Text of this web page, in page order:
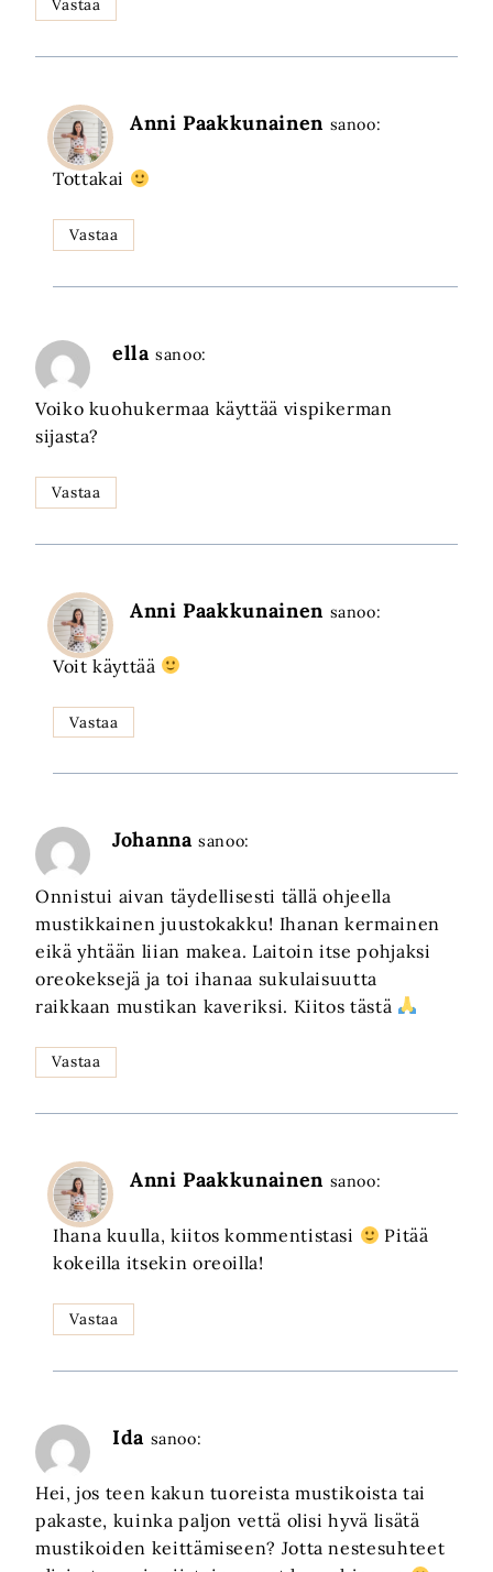
Vastaa
Anni Paakkunainen sanoo:
Tottakai
Vastaa
ella sanoo:
Voiko kuohukermaa käyttää vispikerman
sijasta?
Vastaa
Anni Paakkunainen sanoo:
Voit käyttää
Vastaa
Johanna sanoo:
Onnistui aivan täydellisesti tällä ohjeella
mustikkainen juustokakku! Ihanan kermainen
eikä yhtään liian makea. Laitoin itse pohjaksi
oreokeksejä ja toi ihanaa sukulaisuutta
raikkaan mustikan kaveriksi. Kiitos tästä
Vastaa
Anni Paakkunainen sanoo:
Ihana kuulla, kiitos kommentistasi
Pitää
kokeilla itsekin oreoilla!
Vastaa
Ida sanoo:
Hei, jos teen kakun tuoreista mustikoista tai
pakaste, kuinka paljon vettä olisi hyvä lisätä
mustikoiden keittämiseen? Jotta nestesuhteet